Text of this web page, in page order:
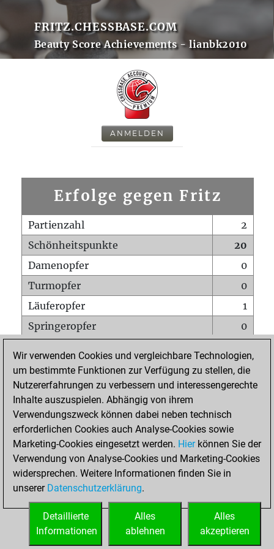
FRITZ.CHESSBASE.COM
Beauty Score Achievements - lianbk2010
ANMELDEN
Erfolge gegen Fritz
Partienzahl
2
Schönheitspunkte
20
Damenopfer
0
Turmopfer
0
Läuferopfer
1
Springeropfer
0
Matt auf vollem Brett
0
Bauer setzt Matt
0
Erstickte Matts
Unterverwandlungen
Türme auf der siebten
0
STARTSEITE
Wir verwenden Cookies und vergleichbare Technologien,
um bestimmte Funktionen zur Verfügung zu stellen, die
Nutzererfahrungen zu verbessern und interessengerechte
Inhalte auszuspielen. Abhängig von ihrem
Verwendungszweck können dabei neben technisch
erforderlichen Cookies auch Analyse-Cookies sowie
Marketing-Cookies eingesetzt werden. Hierkönnen Sie der
Verwendung von Analyse-Cookies und Marketing-Cookies
widersprechen. Weitere Informationen finden Sie in
unserer Datenschutzerklärung.
Alles
akzeptieren
Alles
ablehnen
Detaillierte
Informationen